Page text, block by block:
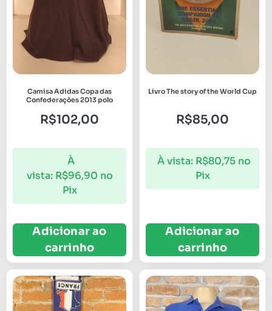
Camisa Adidas Copa das
Confederações 2013 polo
R$102,00
À
vista: R$96,90 no
Pix
Adicionar ao
carrinho
Livro The story of the World Cup
R$85,00
À vista: R$80,75 no
Pix
Adicionar ao
carrinho